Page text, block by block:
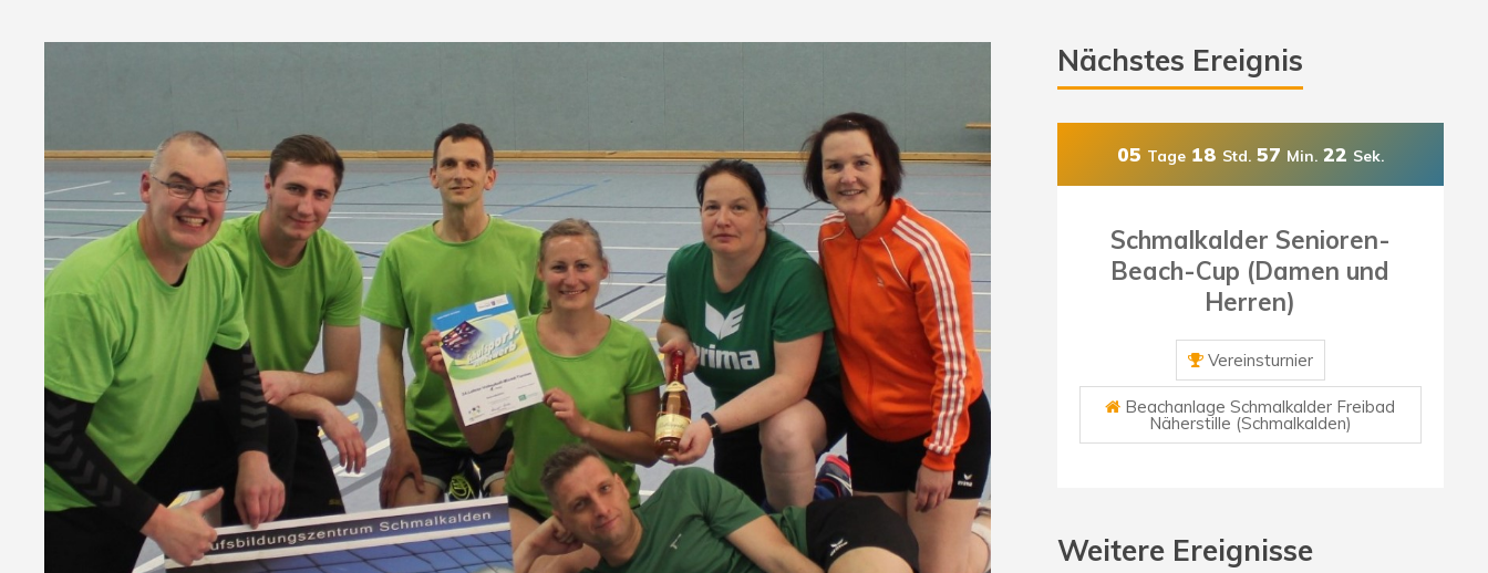
Nächstes Ereignis
05 Tage 18 Std. 57 Min. 20 Sek.
Schmalkalder Senioren-
Beach-Cup (Damen und
Herren)
Vereinsturnier
Beachanlage Schmalkalder Freibad
Näherstille (Schmalkalden)
Weitere Ereignisse